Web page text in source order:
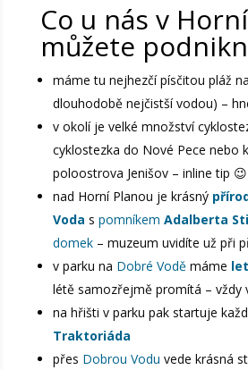
Co u nás v
můžete
máme tu nejhezčí písčitou pláž
dlouhodobě nejčistší vodou) –
v okolí je velké množství
cyklostezka do Nové Pece nebo
poloostrova Jenišov – inline tip 😉
nad Horní Planou je krásný
Voda s pomníkem Adalberta
domek– muzeum uvidíte už při
v parku na Dobré Voděmáme
létě samozřejmě promítá – vždy
na hřišti v parku pak startuje
Traktoriáda
přes Dobrou Vodu vede krásná